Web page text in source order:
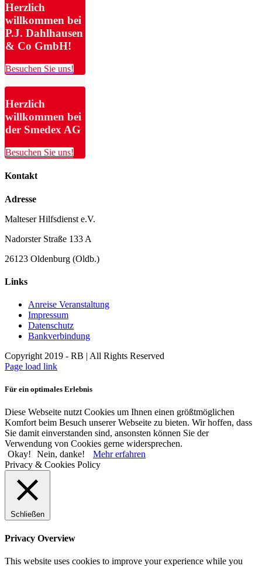
Herzlich
willkommen bei
P.J. Dahlhausen
& Co GmbH!
Besuchen Sie uns!
Herzlich
willkommen bei
der Smedex AG
Besuchen Sie uns!
Kontakt
Adresse
Malteser Hilfsdienst e.V.
Nadorster Straße 133 A
26123 Oldenburg (Oldb.)
Links
Anreise Veranstaltung
Impressum
Datenschutz
Bankverbindung
Copyright 2019 - RB | All Rights Reserved
Page load link
Für ein optimales Erlebnis
Diese Webseite nutzt Cookies um Ihnen einen größtmöglichen
Komfort beim Besuch unserer Webseite zu bieten. Wir hoffen, dass
Sie damit einverstanden sind, ansonsten können Sie der
Verwendung von Cookies gerne widersprechen.
Okay!
Nein, danke!
Mehr erfahren
Privacy & Cookies Policy
Schließen
Privacy Overview
This website uses cookies to improve your experience while you